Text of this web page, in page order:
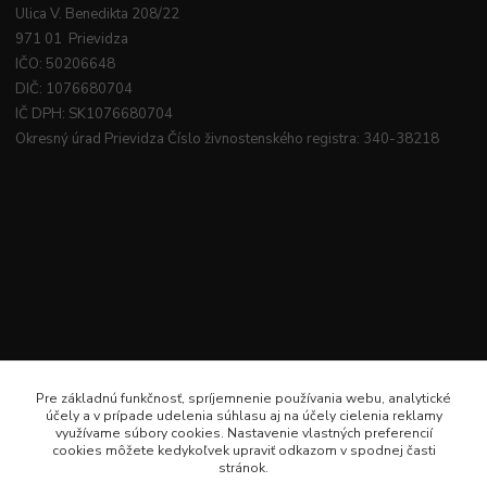
Ulica V. Benedikta 208/22
971 01 Prievidza
IČO: 50206648
DIČ: 1076680704
IČ DPH: SK1076680704
Okresný úrad Prievidza Číslo živnostenského registra: 340-38218
Pre základnú funkčnosť, spríjemnenie používania webu, analytické
účely a v prípade udelenia súhlasu aj na účely cielenia reklamy
využívame súbory cookies. Nastavenie vlastných preferencií
cookies môžete kedykoľvek upraviť odkazom v spodnej časti
stránok.